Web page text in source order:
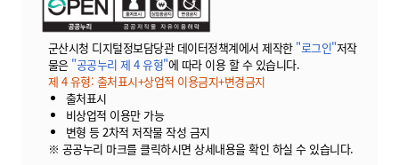
군산시청 디지털정보담당관 데이터정책계에서 제작한 "로그인"저작
물은 "공공누리 제 4 유형"에 따라 이용 할 수 있습니다.
제 4 유형: 출처표시+상업적 이용금지+변경금지
출처표시
비상업적 이용만 가능
변형 등 2차적 저작물 작성 금지
※ 공공누리 마크를 클릭하시면 상세내용을 확인 하실 수 있습니다.